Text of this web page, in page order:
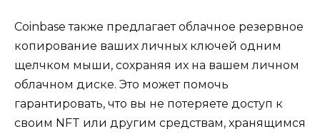
Coinbase также предлагает облачное резервное
копирование ваших личных ключей одним
щелчком мыши, сохраняя их на вашем личном
облачном диске. Это может помочь
гарантировать, что вы не потеряете доступ к
своим NFT или другим средствам, хранящимся